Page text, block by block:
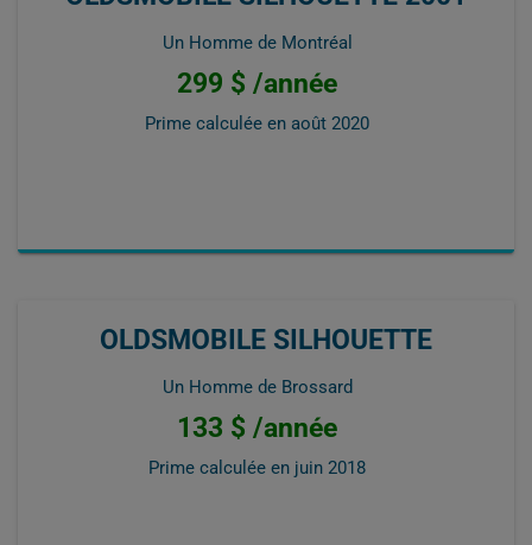
Un Homme de Montréal
299 $ /année
Prime calculée en août 2020
OLDSMOBILE SILHOUETTE
Un Homme de Brossard
133 $ /année
Prime calculée en juin 2018